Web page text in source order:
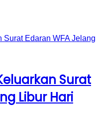
Surat
Libur Hari